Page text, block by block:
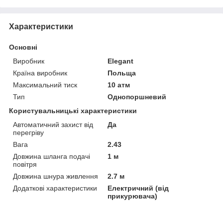
Характеристики
Основні
Виробник
Elegant
Країна виробник
Польща
Максимальний тиск
10 атм
Тип
Однопоршневий
Користувальницькі характеристики
Автоматичний захист від
перегріву
Да
Вага
2.43
Довжина шланга подачі
повітря
1 м
Довжина шнура живлення
2.7 м
Додаткові характеристики
Електричний (від
прикурювача)